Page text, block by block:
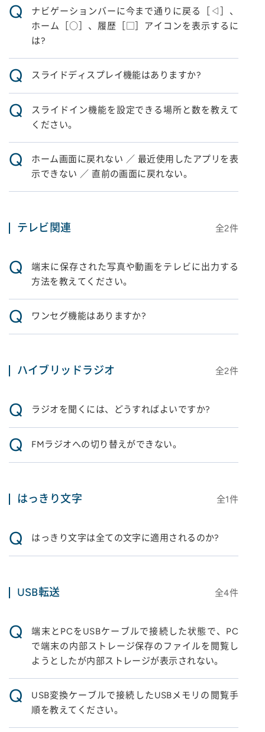
Q
ナビゲーションバーに今まで通りに戻る［◁］、
ホーム［○］、履歴［□］アイコンを表示するに
は?
Q スライドディスプレイ機能はありますか?
Q
スライドイン機能を設定できる場所と数を教えて
ください。
Q
ホーム画面に戻れない ／ 最近使用したアプリを表
示できない ／ 直前の画面に戻れない。
テレビ関連 全2件
Q
端末に保存された写真や動画をテレビに出力する
方法を教えてください。
Q ワンセグ機能はありますか?
ハイブリッドラジオ 全2件
Q ラジオを聞くには、どうすればよいですか?
Q FMラジオへの切り替えができない。
はっきり文字 全1件
Q はっきり文字は全ての文字に適用されるのか?
USB転送 全4件
Q
端末とPCをUSBケーブルで接続した状態で、PC
で端末の内部ストレージ保存のファイルを閲覧し
ようとしたが内部ストレージが表示されない。
Q
USB変換ケーブルで接続したUSBメモリの閲覧手
順を教えてください。